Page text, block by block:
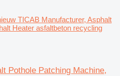
TICAB Manufacturer, Asphalt
Heater asfaltbeton recycling
Pothole Patching Machine,